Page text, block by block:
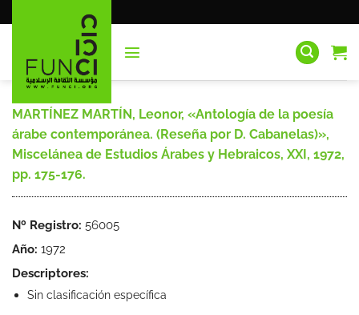
al
MARTÍNEZ MARTÍN, Leonor, «Antología de la poesía
árabe contemporánea. (Reseña por D. Cabanelas)»,
Miscelánea de Estudios Árabes y Hebraicos, XXI, 1972,
pp. 175-176.
Nº Registro: 56005
Año: 1972
Descriptores:
Sin clasificación específica